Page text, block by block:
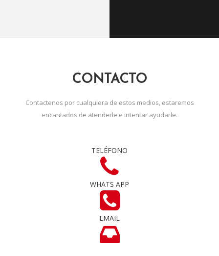
CONTACTO
Contactenos por cualquiera de estos medios, estaremos
encantados de atenderle e intentar ayudarle.
TELÉFONO
WHATS APP
EMAIL